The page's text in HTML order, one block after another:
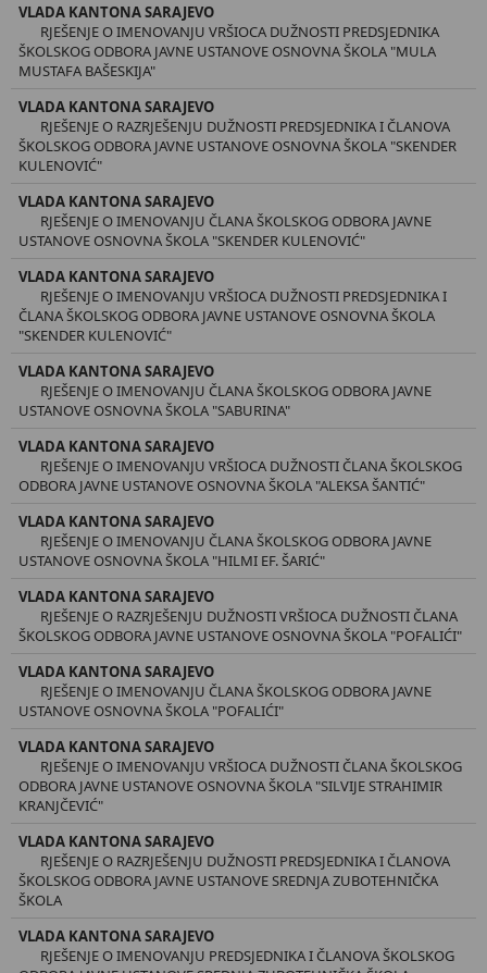
VLADA KANTONA SARAJEVO
RJEŠENJE O IMENOVANJU VRŠIOCA DUŽNOSTI PREDSJEDNIKA
ŠKOLSKOG ODBORA JAVNE USTANOVE OSNOVNA ŠKOLA "MULA
MUSTAFA BAŠESKIJA"
VLADA KANTONA SARAJEVO
RJEŠENJE O RAZRJEŠENJU DUŽNOSTI PREDSJEDNIKA I ČLANOVA
ŠKOLSKOG ODBORA JAVNE USTANOVE OSNOVNA ŠKOLA "SKENDER
KULENOVIĆ"
VLADA KANTONA SARAJEVO
RJEŠENJE O IMENOVANJU ČLANA ŠKOLSKOG ODBORA JAVNE
USTANOVE OSNOVNA ŠKOLA "SKENDER KULENOVIĆ"
VLADA KANTONA SARAJEVO
RJEŠENJE O IMENOVANJU VRŠIOCA DUŽNOSTI PREDSJEDNIKA I
ČLANA ŠKOLSKOG ODBORA JAVNE USTANOVE OSNOVNA ŠKOLA
"SKENDER KULENOVIĆ"
VLADA KANTONA SARAJEVO
RJEŠENJE O IMENOVANJU ČLANA ŠKOLSKOG ODBORA JAVNE
USTANOVE OSNOVNA ŠKOLA "SABURINA"
VLADA KANTONA SARAJEVO
RJEŠENJE O IMENOVANJU VRŠIOCA DUŽNOSTI ČLANA ŠKOLSKOG
ODBORA JAVNE USTANOVE OSNOVNA ŠKOLA "ALEKSA ŠANTIĆ"
VLADA KANTONA SARAJEVO
RJEŠENJE O IMENOVANJU ČLANA ŠKOLSKOG ODBORA JAVNE
USTANOVE OSNOVNA ŠKOLA "HILMI EF. ŠARIĆ"
VLADA KANTONA SARAJEVO
RJEŠENJE O RAZRJEŠENJU DUŽNOSTI VRŠIOCA DUŽNOSTI ČLANA
ŠKOLSKOG ODBORA JAVNE USTANOVE OSNOVNA ŠKOLA "POFALIĆI"
VLADA KANTONA SARAJEVO
RJEŠENJE O IMENOVANJU ČLANA ŠKOLSKOG ODBORA JAVNE
USTANOVE OSNOVNA ŠKOLA "POFALIĆI"
VLADA KANTONA SARAJEVO
RJEŠENJE O IMENOVANJU VRŠIOCA DUŽNOSTI ČLANA ŠKOLSKOG
ODBORA JAVNE USTANOVE OSNOVNA ŠKOLA "SILVIJE STRAHIMIR
KRANJČEVIĆ"
VLADA KANTONA SARAJEVO
RJEŠENJE O RAZRJEŠENJU DUŽNOSTI PREDSJEDNIKA I ČLANOVA
ŠKOLSKOG ODBORA JAVNE USTANOVE SREDNJA ZUBOTEHNIČKA
ŠKOLA
VLADA KANTONA SARAJEVO
RJEŠENJE O IMENOVANJU PREDSJEDNIKA I ČLANOVA ŠKOLSKOG